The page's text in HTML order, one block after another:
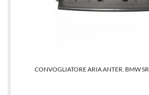
CONVOGLIATORE ARIA ANTER. BMW